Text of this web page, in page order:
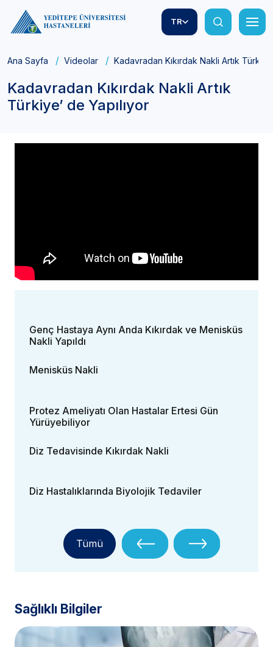
TR
Ana Sayfa Videolar Kadavradan Kıkırdak Nakli Artık
Kadavradan Kıkırdak Nakli Artık
Türkiye’ de Yapılıyor
Genç Hastaya Aynı Anda Kıkırdak ve Menisküs
Nakli Yapıldı
Menisküs Nakli
Protez Ameliyatı Olan Hastalar Ertesi Gün
Yürüyebiliyor
Diz Tedavisinde Kıkırdak Nakli
Diz Hastalıklarında Biyolojik Tedaviler
Tümü
Sağlıklı Bilgiler